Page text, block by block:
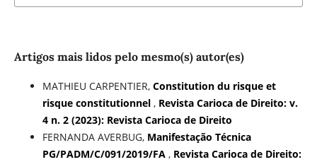
Artigos mais lidos pelo mesmo(s) autor(es)
MATHIEU CARPENTIER, Constitution du risque et
risque constitutionnel , Revista Carioca de Direito: v.
4 n. 2 (2023): Revista Carioca de Direito
FERNANDA AVERBUG, Manifestação Técnica
PG/PADM/C/091/2019/FA , Revista Carioca de Direito: